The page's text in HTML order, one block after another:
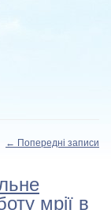
← Попередні записи
мрії в